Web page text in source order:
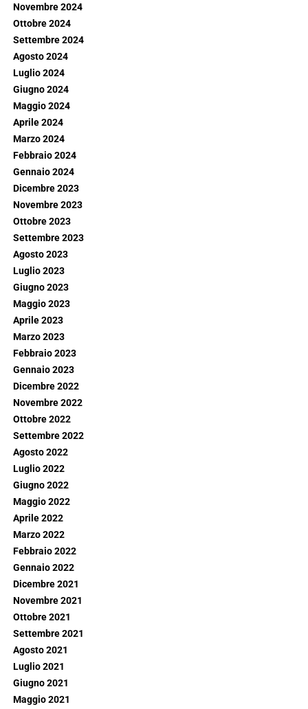
Novembre 2024
Ottobre 2024
Settembre 2024
Agosto 2024
Luglio 2024
Giugno 2024
Maggio 2024
Aprile 2024
Marzo 2024
Febbraio 2024
Gennaio 2024
Dicembre 2023
Novembre 2023
Ottobre 2023
Settembre 2023
Agosto 2023
Luglio 2023
Giugno 2023
Maggio 2023
Aprile 2023
Marzo 2023
Febbraio 2023
Gennaio 2023
Dicembre 2022
Novembre 2022
Ottobre 2022
Settembre 2022
Agosto 2022
Luglio 2022
Giugno 2022
Maggio 2022
Aprile 2022
Marzo 2022
Febbraio 2022
Gennaio 2022
Dicembre 2021
Novembre 2021
Ottobre 2021
Settembre 2021
Agosto 2021
Luglio 2021
Giugno 2021
Maggio 2021